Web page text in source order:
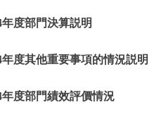
度部門決算説明
度其他重要事項的情況説明
度部門績效評價情況